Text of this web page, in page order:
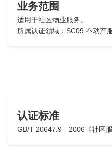
业务范围
适用于社区物业服务。
所属认证领域：SC09 不动产
认证标准
GB/T 20647.9—2006《社区服